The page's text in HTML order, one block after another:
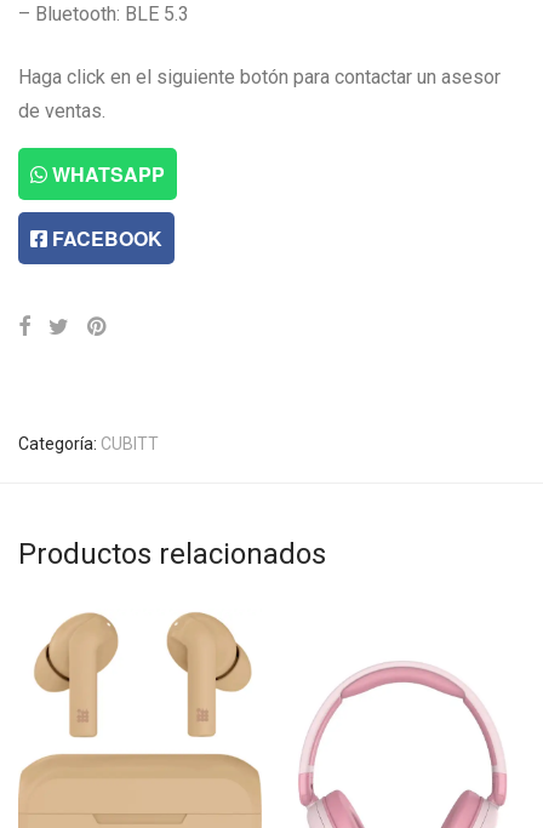
– Bluetooth: BLE 5.3
Haga click en el siguiente botón para contactar un asesor
de ventas.
WHATSAPP
FACEBOOK
Categoría: CUBITT
Productos relacionados